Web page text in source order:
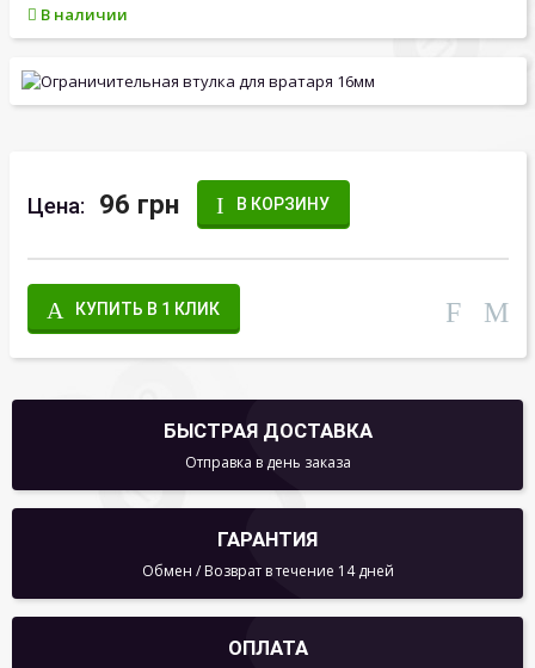
В наличии
Цена: 96 грн В КОРЗИНУ
КУПИТЬ В 1 КЛИК
БЫСТРАЯ ДОСТАВКА
Отправка в день заказа
ГАРАНТИЯ
Обмен / Возврат в течение 14 дней
ОПЛАТА